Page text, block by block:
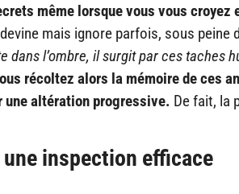
même lorsque vous vous croyez
mais ignore parfois, sous
dans l’ombre, il surgit par ces taches
récoltez alors la mémoire de ces
une altération progressive. De fait, la
inspection efficace